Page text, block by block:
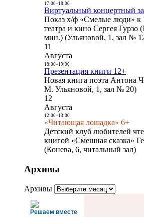
17:00- 18:00
Виртуальный концертный
Показ х/ф «Смелые люди» к
театра и кино Сергея
мин.) (Ульяновой, 1, зал №
11
Августа
18:00- 19:00
Презентация книги 12+
Новая книга поэта Антона
М. Ульяновой, 1, зал № 20)
12
Августа
12:00- 13:00
«Читающая лошадка» 6+
Детский клуб любителей
книгой «Смешная сказка»
(Конева, 6, читальный зал)
Архивы
Архивы
Решаем вместе